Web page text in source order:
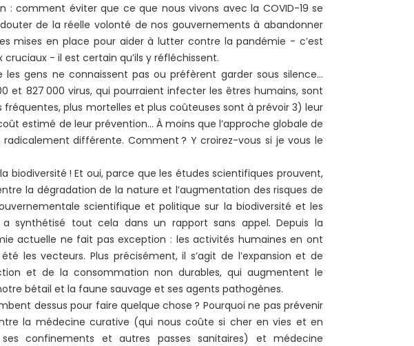
: comment éviter que ce que nous vivons avec la COVID-19 se
de la réelle volonté de nos gouvernements à abandonner
mises en place pour aider à lutter contre la pandémie - c’est
- il est certain qu’ils y réfléchissent.
gens ne connaissent pas ou préfèrent garder sous silence…
et 827 000 virus, qui pourraient infecter les êtres humains, sont
plus mortelles et plus coûteuses sont à prévoir 3) leur
estimé de leur prévention… À moins que l’approche globale de
différente. Comment ? Y croirez-vous si je vous le
biodiversité ! Et oui, parce que les études scientifiques prouvent,
la dégradation de la nature et l’augmentation des risques de
scientifique et politique sur la biodiversité et les
a synthétisé tout cela dans un rapport sans appel. Depuis la
actuelle ne fait pas exception : les activités humaines en ont
les vecteurs. Plus précisément, il s’agit de l’expansion et de
et de la consommation non durables, qui augmentent le
bétail et la faune sauvage et ses agents pathogènes.
dessus pour faire quelque chose ? Pourquoi ne pas prévenir
la médecine curative (qui nous coûte si cher en vies et en
confinements et autres passes sanitaires) et médecine